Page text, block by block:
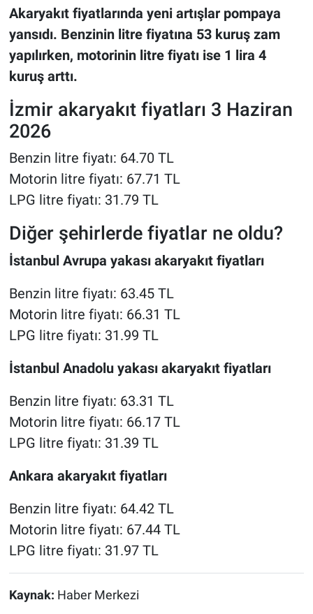
Akaryakıt fiyatlarında yeni artışlar pompaya
yansıdı. Benzinin litre fiyatına 53 kuruş zam
yapılırken, motorinin litre fiyatı ise 1 lira 4
kuruş arttı.
İzmir akaryakıt fiyatları 3 Haziran
2026
Benzin litre fiyatı: 64.70 TL
Motorin litre fiyatı: 67.71 TL
LPG litre fiyatı: 31.79 TL
Diğer şehirlerde fiyatlar ne oldu?
İstanbul Avrupa yakası akaryakıt fiyatları
Benzin litre fiyatı: 63.45 TL
Motorin litre fiyatı: 66.31 TL
LPG litre fiyatı: 31.99 TL
İstanbul Anadolu yakası akaryakıt fiyatları
Benzin litre fiyatı: 63.31 TL
Motorin litre fiyatı: 66.17 TL
LPG litre fiyatı: 31.39 TL
Ankara akaryakıt fiyatları
Benzin litre fiyatı: 64.42 TL
Motorin litre fiyatı: 67.44 TL
LPG litre fiyatı: 31.97 TL
Kaynak: Haber Merkezi